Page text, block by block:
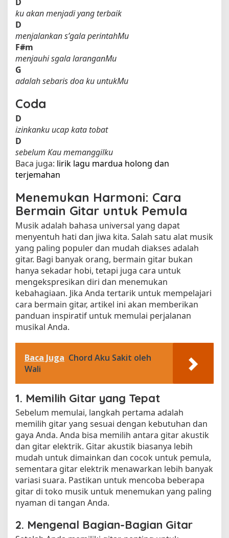
ku akan menjadi yang terbaik
D
menjalankan s’gala perintahMu
F#m
menjauhi sgala laranganMu
G
adalah sebaris doa ku untukMu
Coda
D
izinkanku ucap kata tobat
D
sebelum Kau memanggilku
Baca juga: lirik lagu mardua holong dan
terjemahan​
Menemukan Harmoni: Cara
Bermain Gitar untuk Pemula
Musik adalah bahasa universal yang dapat
menyentuh hati dan jiwa kita. Salah satu alat musik
yang paling populer dan mudah diakses adalah
gitar. Bagi banyak orang, bermain gitar bukan
hanya sekadar hobi, tetapi juga cara untuk
mengekspresikan diri dan menemukan
kebahagiaan. Jika Anda tertarik untuk mempelajari
cara bermain gitar, artikel ini akan memberikan
panduan inspiratif untuk memulai perjalanan
musikal Anda.
Baca Juga Chord Aku Sakit oleh
Wali
1. Memilih Gitar yang Tepat
Sebelum memulai, langkah pertama adalah
memilih gitar yang sesuai dengan kebutuhan dan
gaya Anda. Anda bisa memilih antara gitar akustik
dan gitar elektrik. Gitar akustik biasanya lebih
mudah untuk dimainkan dan cocok untuk pemula,
sementara gitar elektrik menawarkan lebih banyak
variasi suara. Pastikan untuk mencoba beberapa
gitar di toko musik untuk menemukan yang paling
nyaman di tangan Anda.
2. Mengenal Bagian-Bagian Gitar